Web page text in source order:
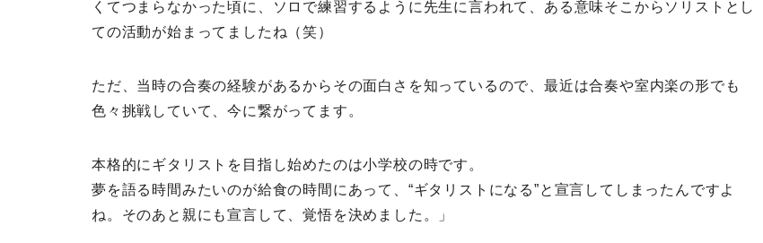
くてつまらなかった頃に、ソロで練習するように先生に言われて、ある意味そこからソリストとし
ての活動が始まってましたね（笑）
ただ、当時の合奏の経験があるからその面白さを知っているので、最近は合奏や室内楽の形でも
色々挑戦していて、今に繋がってます。
本格的にギタリストを目指し始めたのは小学校の時です。
夢を語る時間みたいのが給食の時間にあって、 “ギタリストになる”と宣言してしまったんですよ
ね。そのあと親にも宣言して、覚悟を決めました。
」